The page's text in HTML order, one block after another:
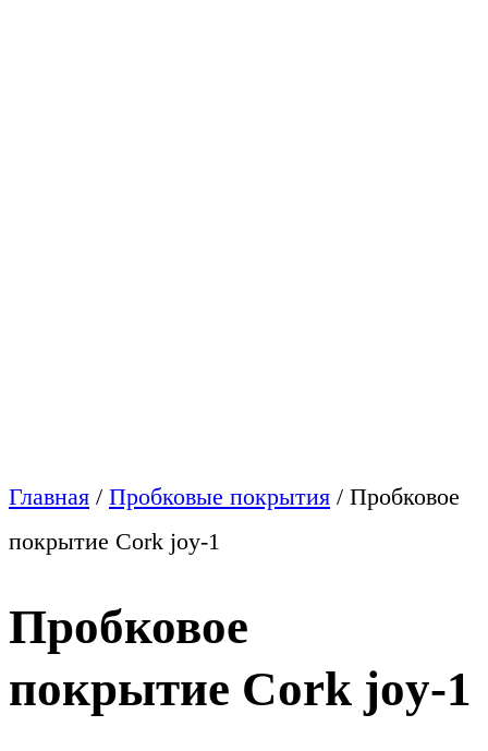
Главная / Пробковые покрытия / Пробковое
покрытие Cork joy-1
Пробковое
покрытие Cork joy-1